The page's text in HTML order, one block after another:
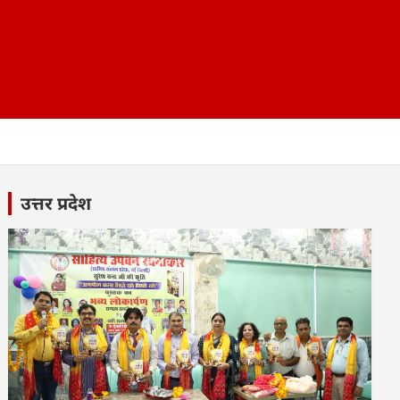
उत्तर प्रदेश